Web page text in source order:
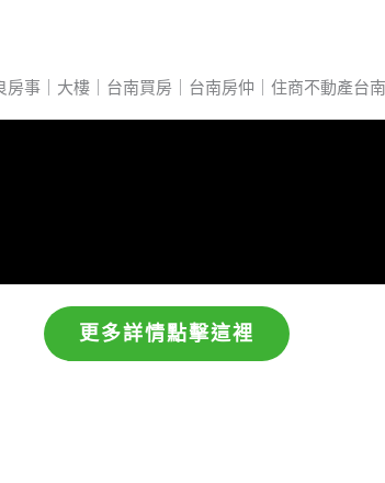
事｜大樓｜台南買房｜台南房仲｜住商不動產台
更多詳情點擊這裡